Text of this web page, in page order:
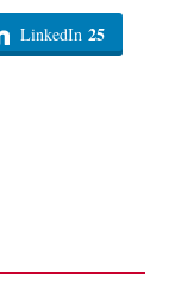
LinkedIn 25